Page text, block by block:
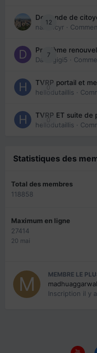
12
Demande de
nanancyr ·
7
Problème
Davidgigi5 ·
0
TVRP portail et
hellodutaillis ·
0
TVRP ET suite de
hellodutaillis ·
Statistiques des
Total des membres
118858
Maximum en ligne
27414
20 mai
MEMBRE LE
madhuaggarwal
Inscription il y